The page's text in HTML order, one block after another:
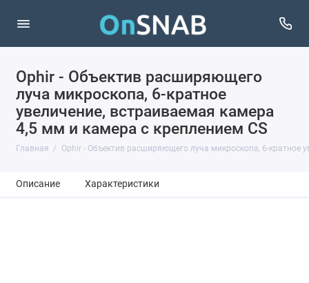
Ophir - Объектив расширяющего
луча микроскопа, 6-кратное
увеличение, встраиваемая камера
4,5 мм и камера с креплением CS
Главная Ophir - Объектив расширяющего луча микроскопа, 6-кратное
Описание Характеристики